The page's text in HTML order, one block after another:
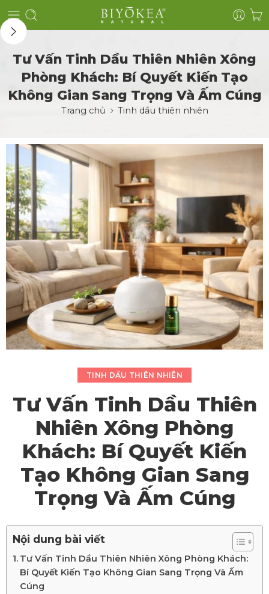
Tư Vấn Tinh Dầu Thiên Nhiên Xông
Phòng Khách: Bí Quyết Kiến Tạo
Không Gian Sang Trọng Và Ấm Cúng
Trang chủ Tinh dầu thiên nhiên
TINH DẦU THIÊN NHIÊN
Tư Vấn Tinh Dầu Thiên
Nhiên Xông Phòng
Khách: Bí Quyết Kiến
Tạo Không Gian Sang
Trọng Và Ấm Cúng
Nội dung bài viết
Tư Vấn Tinh Dầu Thiên Nhiên Xông Phòng Khách:
Bí Quyết Kiến Tạo Không Gian Sang Trọng Và Ấm
Cúng